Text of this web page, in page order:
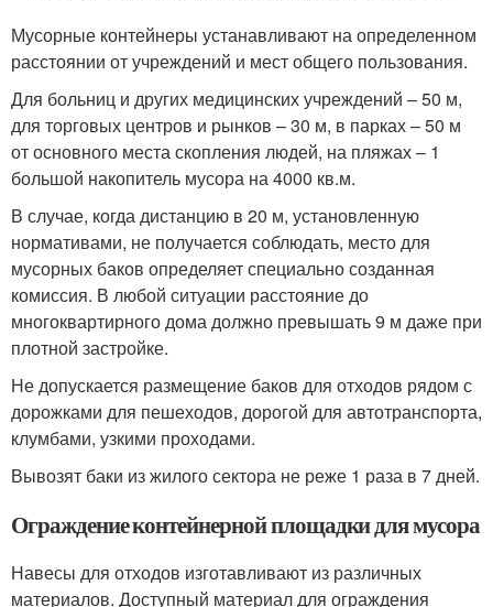
Мусорные контейнеры устанавливают на определенном
расстоянии от учреждений и мест общего пользования.
Для больниц и других медицинских учреждений – 50 м,
для торговых центров и рынков – 30 м, в парках – 50 м
от основного места скопления людей, на пляжах – 1
большой накопитель мусора на 4000 кв.м.
В случае, когда дистанцию в 20 м, установленную
нормативами, не получается соблюдать, место для
мусорных баков определяет специально созданная
комиссия. В любой ситуации расстояние до
многоквартирного дома должно превышать 9 м даже при
плотной застройке.
Не допускается размещение баков для отходов рядом с
дорожками для пешеходов, дорогой для автотранспорта,
клумбами, узкими проходами.
Вывозят баки из жилого сектора не реже 1 раза в 7 дней.
Ограждение контейнерной площадки для мусора
Навесы для отходов изготавливают из различных
материалов. Доступный материал для ограждения